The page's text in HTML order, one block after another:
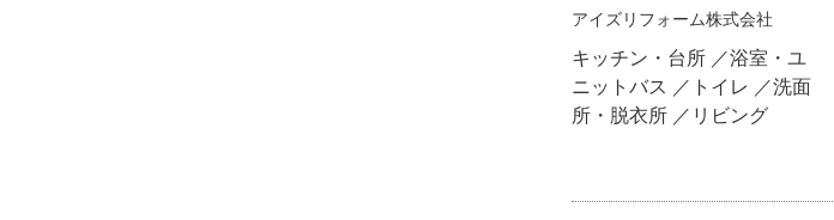
アイズリフォーム株式会社
キッチン・台所 ／浴室・ユ
ニットバス ／トイレ ／洗面
所・脱衣所 ／リビング